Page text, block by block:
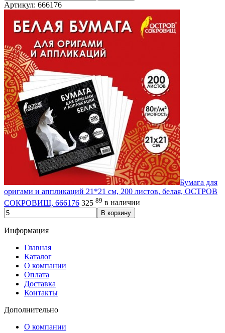
Артикул: 666176
Бумага для
оригами и аппликаций 21*21 см, 200 листов, белая, ОСТРОВ
СОКРОВИЩ, 666176 325 89 в наличии
В корзину
Информация
Главная
Каталог
О компании
Оплата
Доставка
Контакты
Дополнительно
О компании